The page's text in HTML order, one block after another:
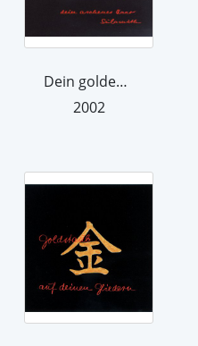
Dein goldenes Haar, Margarete Dein as...
2002